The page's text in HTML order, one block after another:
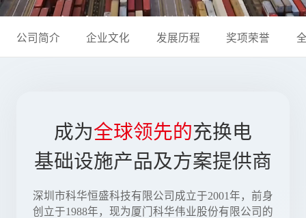
公司简介 企业文化 发展历程 奖项荣誉
成为全球领先的充换电
基础设施产品及方案提供商
深圳市科华恒盛科技有限公司成立于2001年，前身
创立于1988年，现为厦门科华伟业股份有限公司的